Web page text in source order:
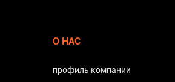
О НАС
профиль компании